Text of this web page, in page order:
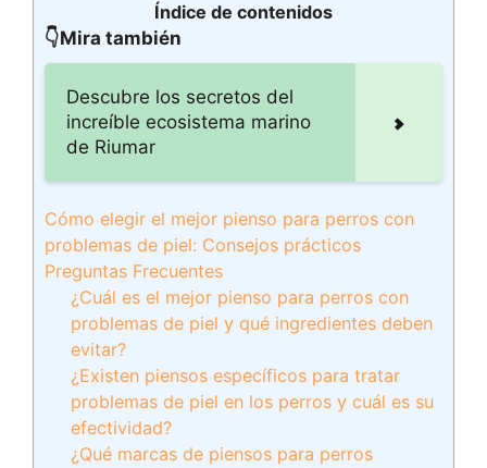
Índice de contenidos
👇Mira también
Descubre los secretos del
increíble ecosistema marino
de Riumar
Cómo elegir el mejor pienso para perros con
problemas de piel: Consejos prácticos
Preguntas Frecuentes
¿Cuál es el mejor pienso para perros con
problemas de piel y qué ingredientes deben
evitar?
¿Existen piensos específicos para tratar
problemas de piel en los perros y cuál es su
efectividad?
¿Qué marcas de piensos para perros